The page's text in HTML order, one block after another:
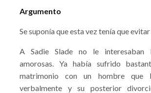
Argumento
Se suponía que esta vez tenía que
A Sadie Slade no le interesaban
amorosas. Ya había sufrido
matrimonio con un hombre que
verbalmente y su posterior